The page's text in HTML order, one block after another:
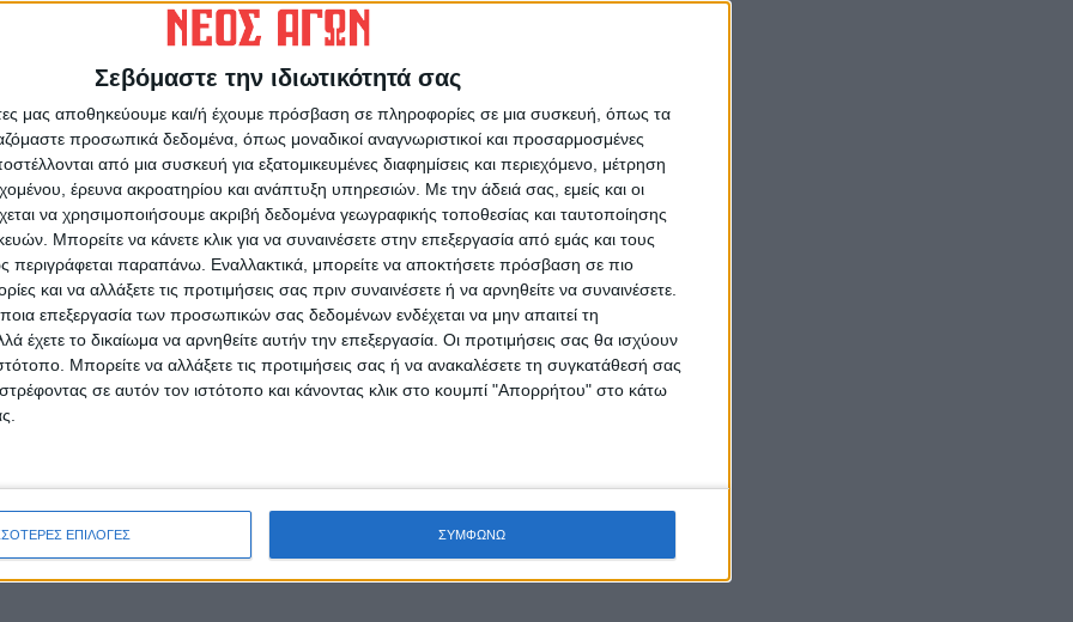
Σεβόμαστε την ιδιωτικότητά σας
μας αποθηκεύουμε και/ή έχουμε πρόσβαση σε πληροφορίες σε μια συσκευή, όπως τα
προσωπικά δεδομένα, όπως μοναδικοί αναγνωριστικοί και προσαρμοσμένες
από μια συσκευή για εξατομικευμένες διαφημίσεις και περιεχόμενο, μέτρηση
έρευνα ακροατηρίου και ανάπτυξη υπηρεσιών. Με την άδειά σας, εμείς και οι
να χρησιμοποιήσουμε ακριβή δεδομένα γεωγραφικής τοποθεσίας και ταυτοποίησης
Μπορείτε να κάνετε κλικ για να συναινέσετε στην επεξεργασία από εμάς και τους
περιγράφεται παραπάνω. Εναλλακτικά, μπορείτε να αποκτήσετε πρόσβαση σε πιο
και να αλλάξετε τις προτιμήσεις σας πριν συναινέσετε ή να αρνηθείτε να συναινέσετε.
επεξεργασία των προσωπικών σας δεδομένων ενδέχεται να μην απαιτεί τη
έχετε το δικαίωμα να αρνηθείτε αυτήν την επεξεργασία. Οι προτιμήσεις σας θα ισχύουν
Μπορείτε να αλλάξετε τις προτιμήσεις σας ή να ανακαλέσετε τη συγκατάθεσή σας
σε αυτόν τον ιστότοπο και κάνοντας κλικ στο κουμπί "Απορρήτου" στο κάτω
ΕΠΙΛΟΓΕΣ ΣΥΜΦΩΝΩ
έρευνας προέκυψε ότι, δράστες, με
δύο περιπτώσεις κλοπής στην Καρδίτσα.
και την 11-05-2026 το πρωί, η δράστιδα
αφαιρώντας τους μία αλυσίδα λαιμού και το
Δίωξης και Εξιχνίασης Εγκλημάτων
ΝΕΟΣ ΑΓΩΝ στο Google News!
της Καρδίτσας και ευρύτερα της Θεσσαλίας
Για την άνοδο σήμερα στην Αιδηψό η ΑΣΑ BC
(live)